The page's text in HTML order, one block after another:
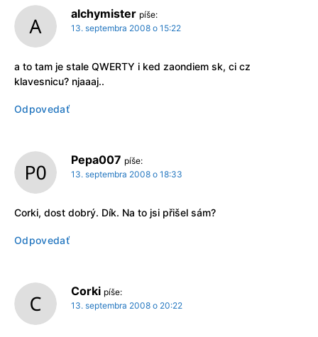
alchymister píše:
13. septembra 2008 o 15:22
a to tam je stale QWERTY i ked zaondiem sk, ci cz
klavesnicu? njaaaj..
Odpovedať
Pepa007 píše:
13. septembra 2008 o 18:33
Corki, dost dobrý. Dík. Na to jsi přišel sám?
Odpovedať
Corki píše:
13. septembra 2008 o 20:22